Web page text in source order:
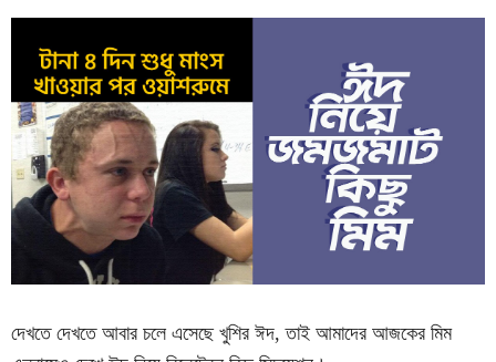
দেখতে দেখতে আবার চলে এসেছে খুশির ঈদ, তাই আমাদের আজকের মিম